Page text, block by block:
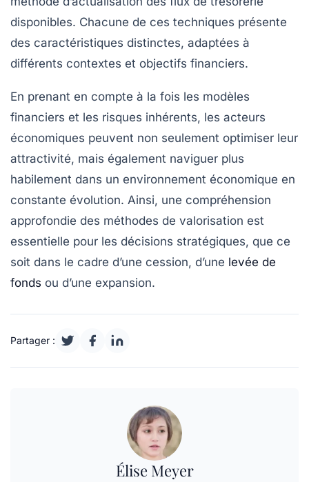
disponibles. Chacune de ces techniques présente
des caractéristiques distinctes, adaptées à
différents contextes et objectifs financiers.
En prenant en compte à la fois les modèles
financiers et les risques inhérents, les acteurs
économiques peuvent non seulement optimiser leur
attractivité, mais également naviguer plus
habilement dans un environnement économique en
constante évolution. Ainsi, une compréhension
approfondie des méthodes de valorisation est
essentielle pour les décisions stratégiques, que ce
soit dans le cadre d’une cession, d’une levée de
fonds ou d’une expansion.
Partager :
Élise Meyer